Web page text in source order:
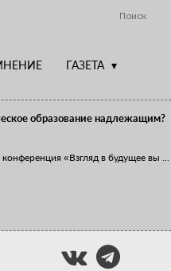
Поиск
ГАЗЕТА
образование надлежащим?
«Взгляд в будущее вы